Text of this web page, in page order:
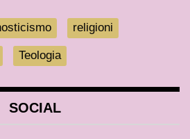
religioni
Teologia
SOCIAL